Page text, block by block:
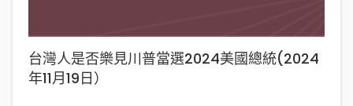
台灣人是否樂見川普當選2024美國總統(2024
年11月19日）